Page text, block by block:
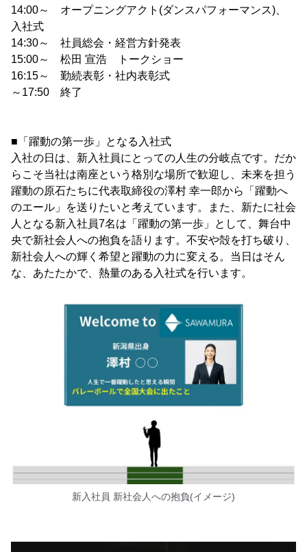
14:00～ オープニングアクト(ダンスパフォーマンス)、
入社式
14:30～ 社員総会・経営方針発表
15:00～ 松田 宣浩 トークショー
16:15～ 勤続表彰・社内表彰式
～17:50 終了
■「躍動の第一歩」となる入社式
入社の日は、新入社員にとっての人生の分岐点です。だか
らこそ当社は南座という格別な場所で歓迎し、未来を担う
躍動の原石たちに代表取締役の澤村 幸一郎から「躍動へ
のエール」を送りたいと考えています。また、新たに社会
人となる新入社員7名は「躍動の第一歩」として、舞台中
央で新社会人への抱負を語ります。不安や殻を打ち破り、
新社会人への輝く希望と躍動の力に変える。当日はそん
な、あたたかで、熱量のある入社式を行います。
新入社員 新社会人への抱負(イメージ)